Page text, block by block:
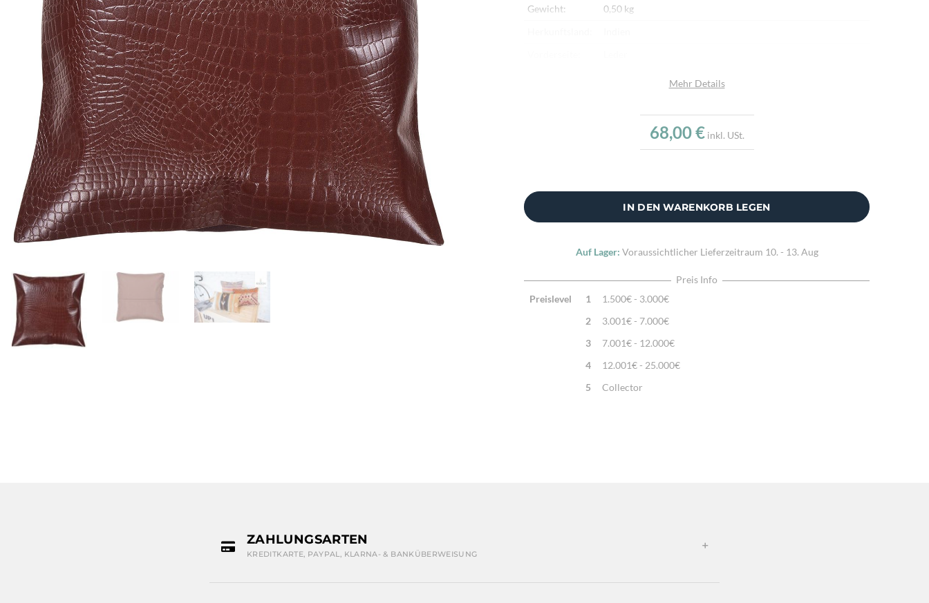
Gewicht:
0,50 kg
Mehr Details
68,00 € inkl. USt.
IN DEN WARENKORB LEGEN
Auf Lager: Voraussichtlicher Lieferzeitraum 10. - 13. Aug
Preis Info
Preislevel
1
1.500€ - 3.000€
2
3.001€ - 7.000€
3
7.001€ - 12.000€
4
12.001€ - 25.000€
5
Collector
ZAHLUNGSARTEN
KREDITKARTE, PAYPAL, KLARNA- & BANKÜBERWEISUNG